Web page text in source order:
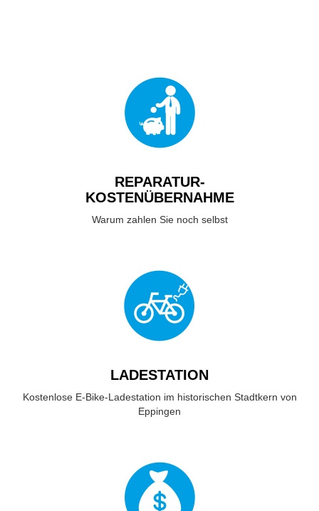
REPARATUR-
KOSTENÜBERNAHME
Warum zahlen Sie noch selbst
LADESTATION
Kostenlose E-Bike-Ladestation im historischen Stadtkern von
Eppingen